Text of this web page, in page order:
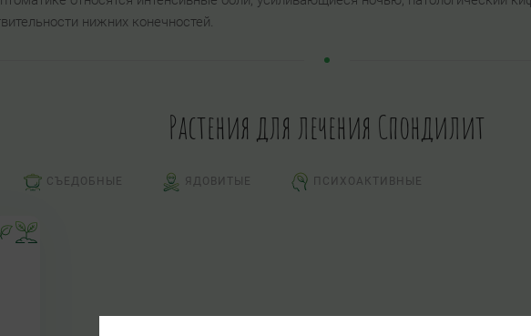
нижних конечностей.
Растения для лечения Спондилит
СЪЕДОБНЫЕ ЯДОВИТЫЕ ПСИХОАКТИВНЫЕ